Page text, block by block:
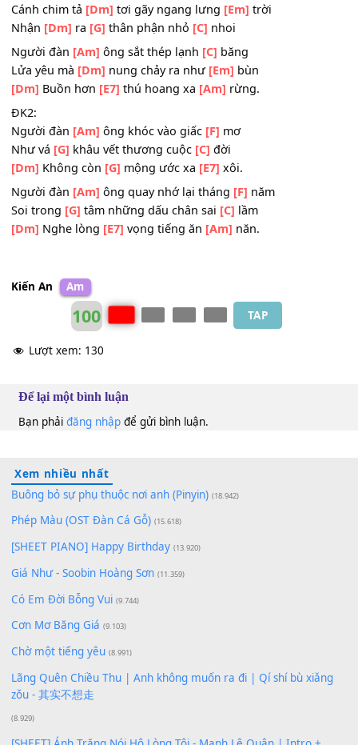
Dù vực[Am]sâu hay đến đỉnh núi [F]cao
Trong đêm[G]đen chẳng biết đang nơi
[Dm]Cuộc đời[E7] tựa giấc chiêm[Am]
2. Người đàn[Am]ông nước mắt mà[C]rơi
Cánh chim tả[Dm]tơi gãy ngang lưng[Em]
Nhận
Người đàn[Am]ông sắt thép lạnh[C]
Lửa yêu mà[Dm]nung chảy ra như[Em]
[Dm]Buồn hơn[E7]thú hoang xa[Am] rừng.
ĐK2:
Người đàn[Am]ông khóc vào giấc[F]mơ
Không còn
Người đàn[Am]ông quay nhớ lại tháng[F]năm
[G]tâm những dấu chân sai [C]lầm
[Dm]
Nghe lòng
Kiến An
Lượt xem: 130
Để lại một bình luận
đăng nhập để gửi bình luận.
Buông bỏ sự phụ thuộc nơi anh (Pinyin)
[SHEET PIANO] Happy Birthday
Giá Như - Soobin Hoàng Sơn